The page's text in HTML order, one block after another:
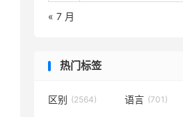
« 7 月
热门标签
区别 (2564) 语言 (701)